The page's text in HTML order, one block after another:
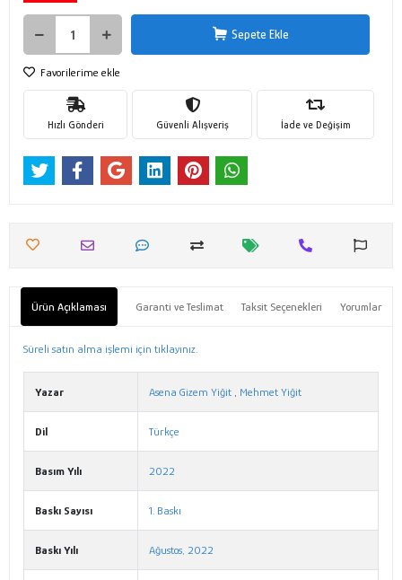
Sepete Ekle
Favorilerime ekle
Hızlı Gönderi Güvenli Alışveriş İade ve Değişim
Ürün Açıklaması Garanti ve Teslimat Taksit Seçenekleri Yorumlar
Süreli satın alma işlemi için tıklayınız.
Yazar Asena Gizem Yiğit , Mehmet Yiğit
Dil Türkçe
Basım Yılı 2022
Baskı Sayısı 1. Baskı
Baskı Yılı Ağustos, 2022